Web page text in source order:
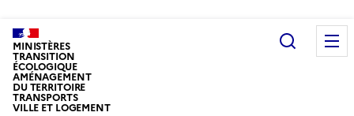
MINISTÈRES
TRANSITION
ÉCOLOGIQUE
AMÉNAGEMENT
DU TERRITOIRE
TRANSPORTS
VILLE ET LOGEMENT